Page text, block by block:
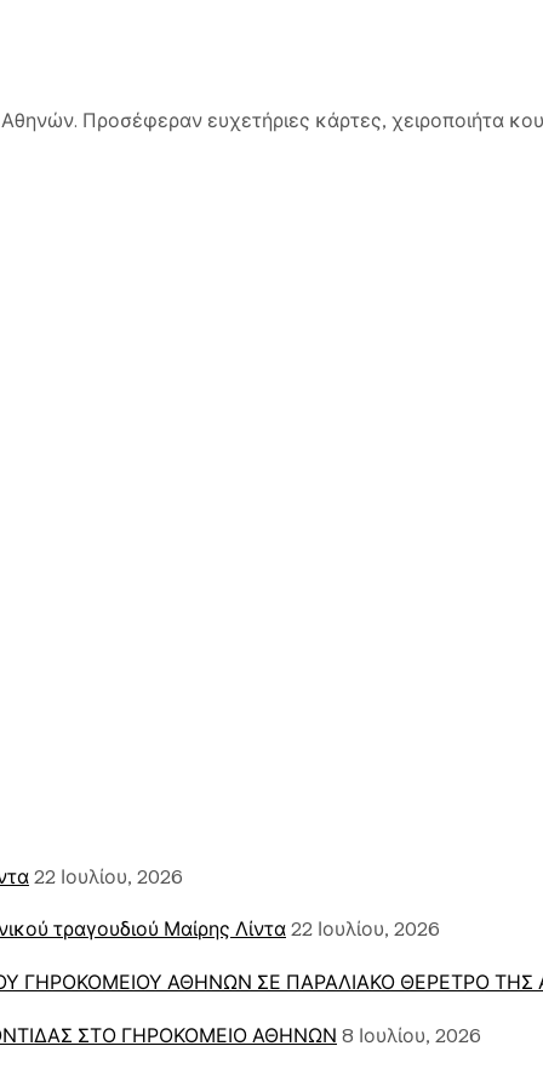
Προσέφεραν ευχετήριες κάρτες, χειροποιήτα
22 Ιουλίου, 2026
τραγουδιού Μαίρης Λίντα22 Ιουλίου, 2026
ΓΗΡΟΚΟΜΕΙΟΥ ΑΘΗΝΩΝ ΣΕ ΠΑΡΑΛΙΑΚΟ ΘΕΡΕΤΡΟ ΤΗΣ
ΣΤΟ ΓΗΡΟΚΟΜΕΙΟ ΑΘΗΝΩΝ 8 Ιουλίου, 2026